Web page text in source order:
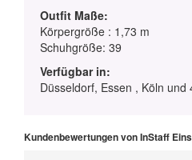
Outfit Maße:
Körpergröße : 1,73 m
Schuhgröße: 39
Verfügbar in:
Düsseldorf, Essen , Köln und
Kundenbewertungen von InStaff